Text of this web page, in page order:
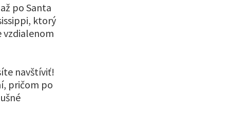
po Santa
ktorý
vzdialenom
navštíviť!
pričom po